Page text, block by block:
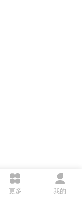
更多 我的